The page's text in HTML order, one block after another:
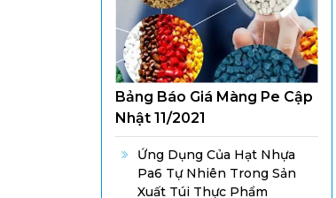
Bảng Báo Giá Màng Pe Cập
Nhật 11/2021
Ứng Dụng Của Hạt Nhựa
Pa6 Tự Nhiên Trong Sản
Xuất Túi Thực Phẩm